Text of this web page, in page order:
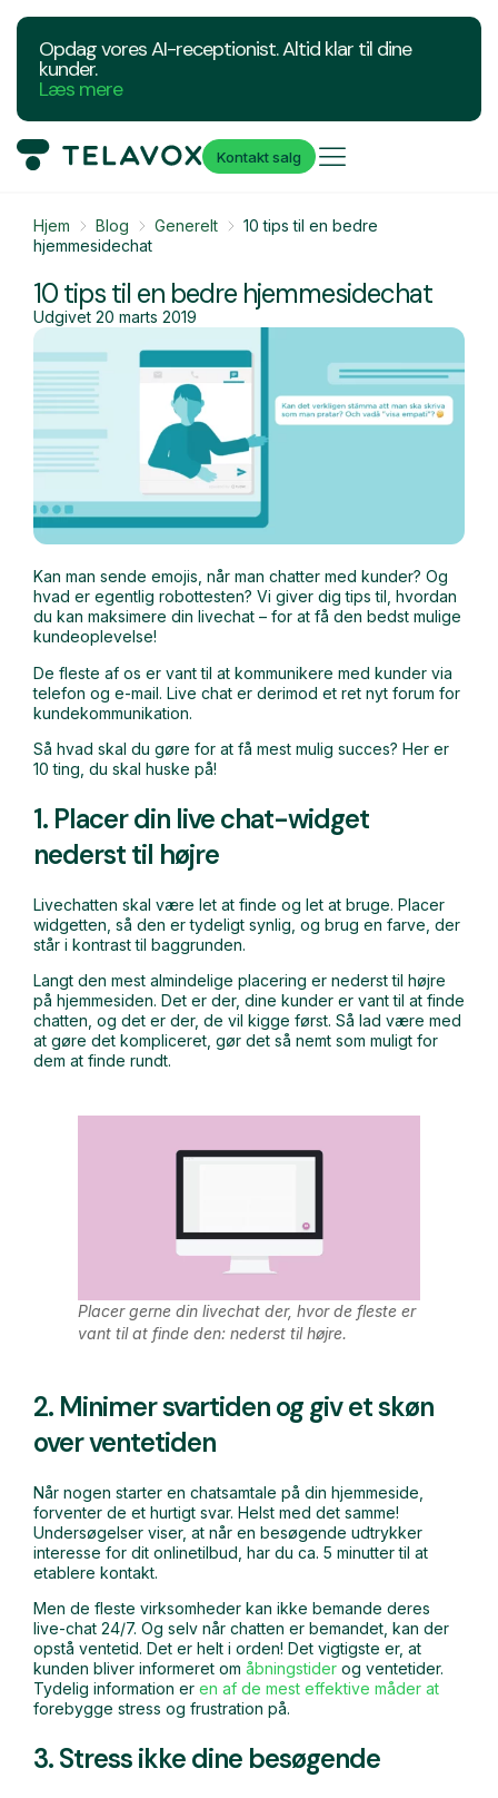
Opdag vores AI-receptionist. Altid klar til dine
kunder.
Læs mere
Kontakt salg
Hjem Blog Generelt
10 tips til en bedre
hjemmesidechat
10 tips til en bedre hjemmesidechat
Udgivet 20 marts 2019
Kan man sende emojis, når man chatter med kunder? Og
hvad er egentlig robottesten? Vi giver dig tips til, hvordan
du kan maksimere din livechat – for at få den bedst mulige
kundeoplevelse!
De fleste af os er vant til at kommunikere med kunder via
telefon og e-mail. Live chat er derimod et ret nyt forum for
kundekommunikation.
Så hvad skal du gøre for at få mest mulig succes? Her er
10 ting, du skal huske på!
1. Placer din live chat-widget
nederst til højre
Livechatten skal være let at finde og let at bruge. Placer
widgetten, så den er tydeligt synlig, og brug en farve, der
står i kontrast til baggrunden.
Langt den mest almindelige placering er nederst til højre
på hjemmesiden. Det er der, dine kunder er vant til at finde
chatten, og det er der, de vil kigge først. Så lad være med
at gøre det kompliceret, gør det så nemt som muligt for
dem at finde rundt.
Placer gerne din livechat der, hvor de fleste er
vant til at finde den: nederst til højre.
2. Minimer svartiden og giv et skøn
over ventetiden
Når nogen starter en chatsamtale på din hjemmeside,
forventer de et hurtigt svar. Helst med det samme!
Undersøgelser viser, at når en besøgende udtrykker
interesse for dit onlinetilbud, har du ca. 5 minutter til at
etablere kontakt.
Men de fleste virksomheder kan ikke bemande deres
live-chat 24/7. Og selv når chatten er bemandet, kan der
opstå ventetid. Det er helt i orden! Det vigtigste er, at
kunden bliver informeret om åbningstider og ventetider.
Tydelig information er en af de mest effektive måder at
forebygge stress og frustration på.
3. Stress ikke dine besøgende